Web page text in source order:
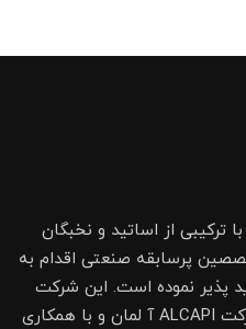
ترکیبی از اساتید و نخبگان
پرسابقه صنعتی اقدام به
پذیر نموده است. این شرکت
مفتخر است به عنوان نماینده شرکت ALCAPI آ لمان و با همکاری